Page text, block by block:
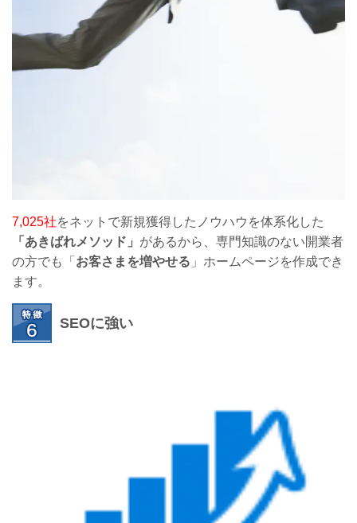
7,025社をネットで新規獲得したノウハウを体系化した
「あきばれメソッド」 があるから、専門知識のない開業者
の方でも「 お客さまを増やせる 」ホームページを作成でき
ます。
SEOに強い